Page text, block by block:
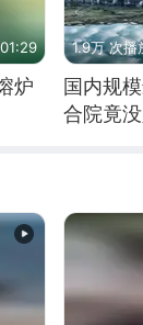
01:29
炉
1.9万 次播
国内规
合院竟